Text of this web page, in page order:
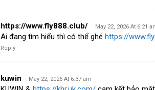
https://www.fly888.club/ May 22, 2026 At 6:21
Ai đang tìm hiểu thì có thể ghé https://
Reply
kuwin May 22, 2026 At 6:37 am